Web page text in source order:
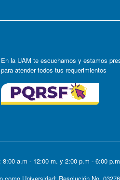
En la UAM te escuchamos y estamos
para atender todos tus requerimientos
a.m - 12:00 m. y 2:00 p.m - 6:00